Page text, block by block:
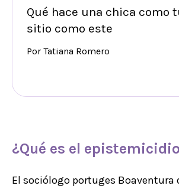
Qué hace una chica como
sitio como este
Por Tatiana Romero
¿Qué es el epistemicidio
El sociólogo portuges Boaventura